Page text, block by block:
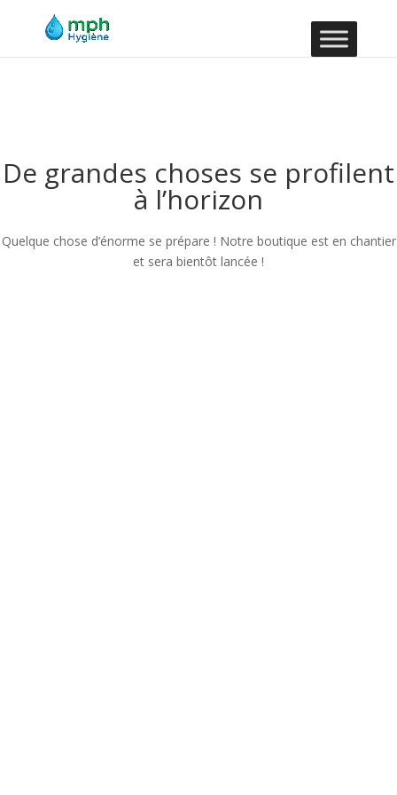
De grandes choses se profilent
à l’horizon
Quelque chose d’énorme se prépare ! Notre boutique est en chantier
et sera bientôt lancée !